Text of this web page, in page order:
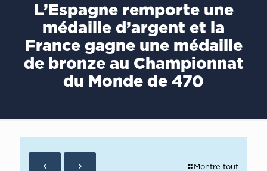
L’Espagne remporte une
médaille d’argent et la
France gagne une médaille
de bronze au Championnat
du Monde de 470
Montre tout